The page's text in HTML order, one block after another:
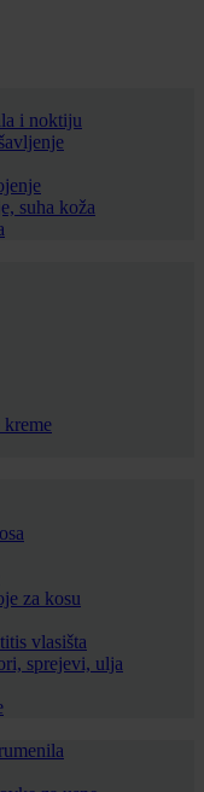
i noktiju
suha koža
za kosu
vlasišta
sprejevi, ulja